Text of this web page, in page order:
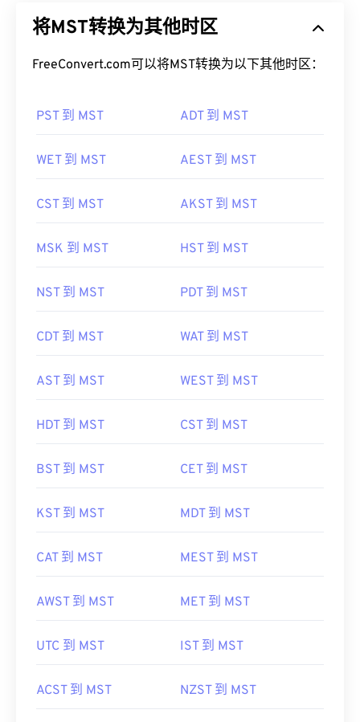
将MST转换为其他时区
FreeConvert.com可以将MST转换为以下其他时区：
PST 到 MST ADT 到 MST
WET 到 MST AEST 到 MST
CST 到 MST AKST 到 MST
MSK 到 MST HST 到 MST
NST 到 MST PDT 到 MST
CDT 到 MST WAT 到 MST
AST 到 MST WEST 到 MST
HDT 到 MST CST 到 MST
BST 到 MST CET 到 MST
KST 到 MST MDT 到 MST
CAT 到 MST MEST 到 MST
AWST 到 MST MET 到 MST
UTC 到 MST IST 到 MST
ACST 到 MST NZST 到 MST